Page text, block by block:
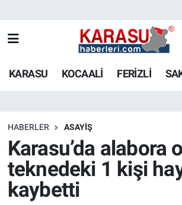
KARASU KOCAALİ FERİZLİ
HABERLER ASAYİŞ
Karasu’da alabora
teknedeki 1 kişi
kaybetti